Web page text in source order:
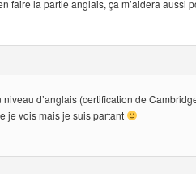
faire la partie anglais, ça m’aidera aussi
niveau d’anglais (certification de
je vois mais je suis partant